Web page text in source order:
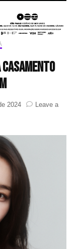
casamento
2024
Leave a